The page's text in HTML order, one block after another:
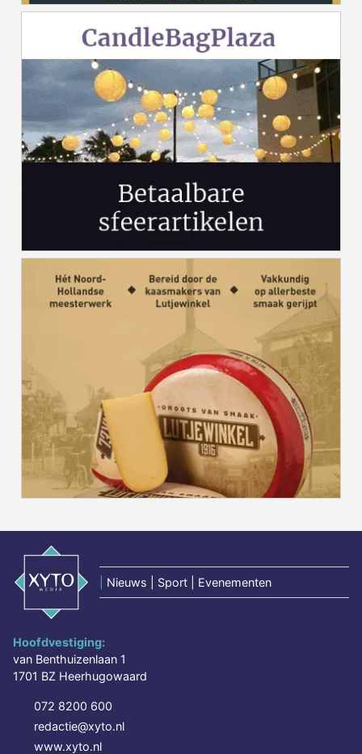
Nieuws | Sport | Evenementen
Hoofdvestiging:
van Benthuizenlaan 1
1701 BZ Heerhugowaard
072 8200 600
redactie@xyto.nl
www.xyto.nl